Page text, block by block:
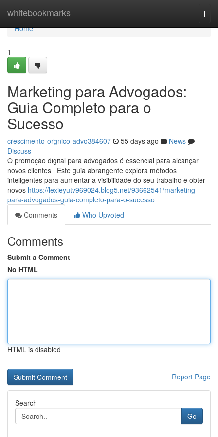
whitebookmarks
Home
Home
1
Marketing para Advogados:
Guia Completo para o
Sucesso
crescimento-orgnico-advo384607 55 days ago
News
Discuss
O promoção digital para advogados é essencial para alcançar
novos clientes . Este guia abrangente explora métodos
inteligentes para aumentar a visibilidade do seu trabalho e obter
novos https://lexieyutv969024.blog5.net/93662541/marketing-
para-advogados-guia-completo-para-o-sucesso
Comments
Who Upvoted
Comments
Submit a Comment
No HTML
HTML is disabled
Report Page
Search
Go